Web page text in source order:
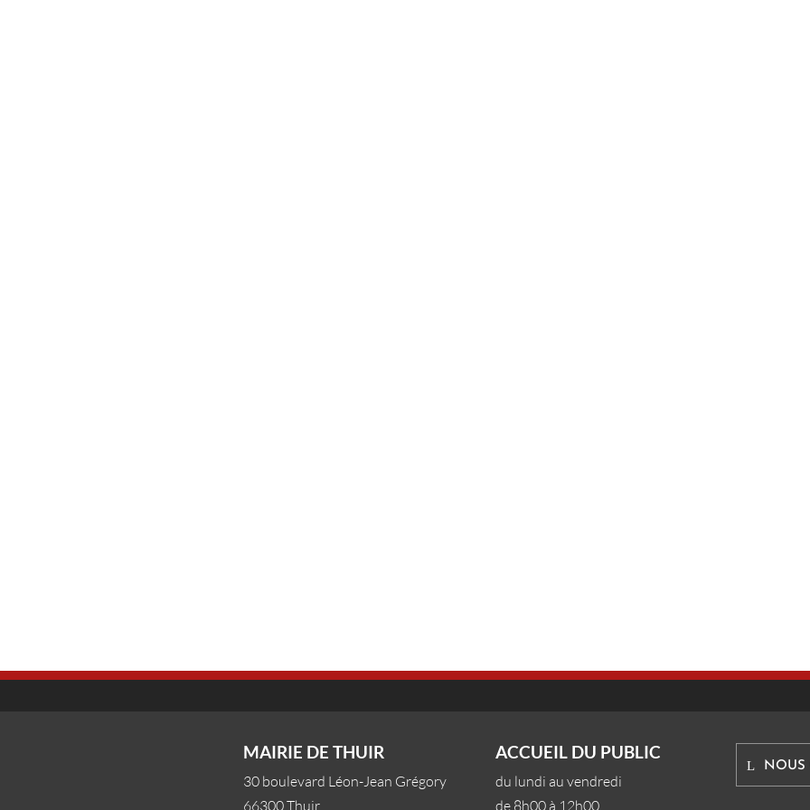
MAIRIE DE THUIR
30 boulevard Léon-Jean Grégory
66300 Thuir
ACCUEIL DU PUBLIC
du lundi au vendredi
de 8h00 à 12h00
NOUS